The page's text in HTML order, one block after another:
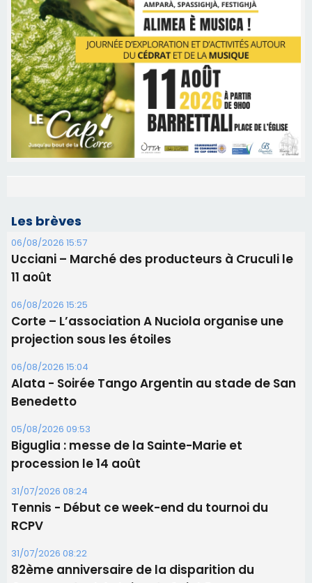
Les brèves
06/08/2026 15:57
Ucciani – Marché des producteurs à Cruculi le
11 août
06/08/2026 15:25
Corte – L’association A Nuciola organise une
projection sous les étoiles
06/08/2026 15:04
Alata - Soirée Tango Argentin au stade de San
Benedetto